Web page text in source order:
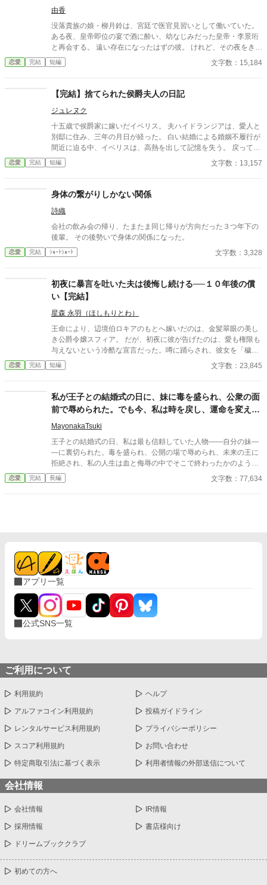
由香
没落貴族の娘・柳月鈴は、宮廷で医官見習いとして働いていた。
ある夜、皇帝即位の宴で酒に酔い、幼なじみだった皇帝・李景珩
と再会する。 遠い存在になったはずの彼。 けれど、その夜をきっ
かけに月鈴の運命は大きく動き出す。 冷酷と恐れられる皇帝が、
なぜか彼女だけには甘すぎて――。
恋愛 完結 短編 文字数：15,184
【完結】捨てられた侯爵夫人の日記
ジュレヌク
十五歳で侯爵家に嫁いだイベリス。 夫ハイドランジアは、愛人と
別邸に住み、三年の月日が経った。 白い結婚による婚姻不履行が
間近に迫る中、イベリスは、高熱を出して記憶を失う。 戻ってき
た夫は、妻に仕える侍女アリッサムから、いない月日の間書き綴
られた日記を手渡される。 そこには、出会った日から自分を恋し
なり、美しく成長した妻を前に、ハイドランジアは、心が揺ら
ぐ。 自分への恋心を忘れてしまったとしても、これ程までに思っ
てくれていたのなら、また、愛を育めるのではないのか？ 様々な
人間の思いが交錯し、物語は、思わぬ方向へと進んでいく。
恋愛 完結 短編 文字数：13,157
身体の繋がりしかない関係
詩織
会社の飲み会の帰り、たまたま同じ帰りが方向だった３つ年下の
後輩。 その後勢いで身体の関係になった。
恋愛 完結 ｼｮｰﾄｼｮｰﾄ 文字数：3,328
初夜に暴言を吐いた夫は後悔し続ける──１０年後の償
い【完結】
星森 永羽（ほしもりとわ）
王命により、辺境伯ロキアのもとへ嫁いだのは、金髪翠眼の美し
き公爵令嬢スフィア。 だが、初夜に彼が告げたのは、愛も権限も
与えないという冷酷な宣言だった。噂に踊らされ、彼女を「穢れ
た花嫁」と罵ったロキア。 しかし、わずか一日でスフィアは姿を
消し、教会から届いたのは婚姻無効と慰謝料請求の書状──。 王
だの補佐官として生きることに。 そして十年後、運命のいたずら
か、彼は被災地で再びスフィアと出会う。 地位も捨て、娘を抱え
て生きる彼女の姿に、ロキアの胸に去来するのは、悔恨と赦しを
乞う想い──。 ⚠️本作はAIの生成した文章を一部に使用していま
す。
恋愛 完結 短編 文字数：23,845
私が王子との結婚式の日に、妹に毒を盛られ、公衆の面
前で辱められた。でも今、私は時を戻し、運命を変えに
来た。
MayonakaTsuki
王子との結婚式の日、私は最も信頼していた人物――自分の妹―
―に裏切られた。毒を盛られ、公開の場で辱められ、未来の王に
拒絶され、私の人生は血と侮辱の中でそこで終わったかのように
思えた。しかし、死が私を迎えたとき、不可能なことが起きた―
―私は同じ回廊で、祭壇の前で目を覚まし、あらゆる涙、嘘、そ
恋愛 完結 長編 文字数：77,634
アプリ一覧
公式SNS一覧
ご利用について
利用規約 ヘルプ
アルファコイン利用規約 投稿ガイドライン
レンタルサービス利用規約 プライバシーポリシー
スコア利用規約 お問い合わせ
特定商取引法に基づく表示 利用者情報の外部送信について
会社情報
会社情報 IR情報
採用情報 書店様向け
ドリームブッククラブ
初めての方へ